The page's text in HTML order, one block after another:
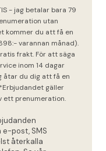
- jag betalar bara 79
utan
kommer du att få en
varannan månad).
frakt. För att säga
inom 14 dagar
åtar du dig att få en
gäller
ett prenumeration.
e-post, SMS
återkalla